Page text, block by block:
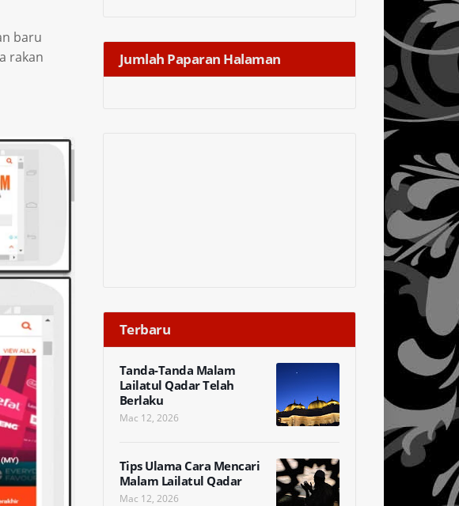
baru
rakan
Jumlah Paparan Halaman
Terbaru
Tanda-Tanda Malam
Lailatul Qadar Telah
Berlaku
Mac 12, 2026
Tips Ulama Cara Mencari
Malam Lailatul Qadar
Mac 12, 2026